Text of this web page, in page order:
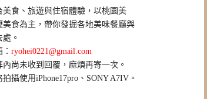
美食、旅遊與住宿體驗，以桃園美
美食為主，帶你發掘各地美味餐廳與
。
：ryohei0221@gmail.com
內尚未收到回覆，麻煩再寄一次。
攝使用iPhone17pro、SONY A7IV。